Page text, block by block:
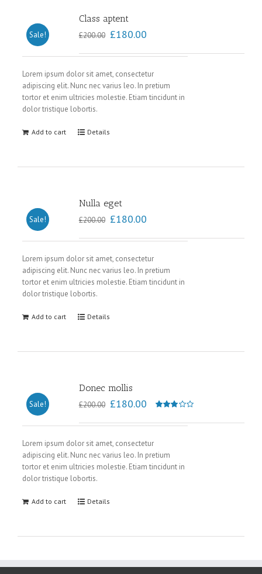
Sale!
Class aptent
£200.00 £180.00
Lorem ipsum dolor sit amet, consectetur
adipiscing elit. Nunc nec varius leo. In pretium
tortor et enim ultricies molestie. Etiam tincidunt in
dolor tristique lobortis.
Add to cart Details
Sale!
Nulla eget
£200.00 £180.00
Lorem ipsum dolor sit amet, consectetur
adipiscing elit. Nunc nec varius leo. In pretium
tortor et enim ultricies molestie. Etiam tincidunt in
dolor tristique lobortis.
Add to cart Details
Sale!
Donec mollis
3.00
5
£200.00 £180.00
Lorem ipsum dolor sit amet, consectetur
adipiscing elit. Nunc nec varius leo. In pretium
tortor et enim ultricies molestie. Etiam tincidunt in
dolor tristique lobortis.
Add to cart Details